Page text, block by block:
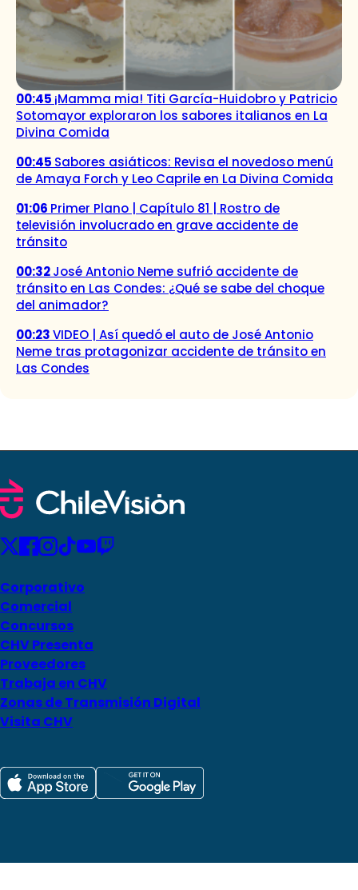
00:45 ¡Mamma mia! Titi García-Huidobro y Patricio
Sotomayor exploraron los sabores italianos en La
Divina Comida
00:45 Sabores asiáticos: Revisa el novedoso menú
de Amaya Forch y Leo Caprile en La Divina Comida
01:06 Primer Plano | Capítulo 81 | Rostro de
televisión involucrado en grave accidente de
tránsito
00:32José Antonio Neme sufrió accidente de
tránsito en Las Condes: ¿Qué se sabe del choque
del animador?
00:23VIDEO | Así quedó el auto de José Antonio
Neme tras protagonizar accidente de tránsito en
Las Condes
Corporativo
Comercial
Concursos
CHV Presenta
Proveedores
Trabaja en CHV
Zonas de Transmisión Digital
Visita CHV